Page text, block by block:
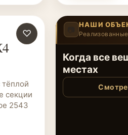
♡
секции
2543
НАШИ
‹
Порядок в
вместе с